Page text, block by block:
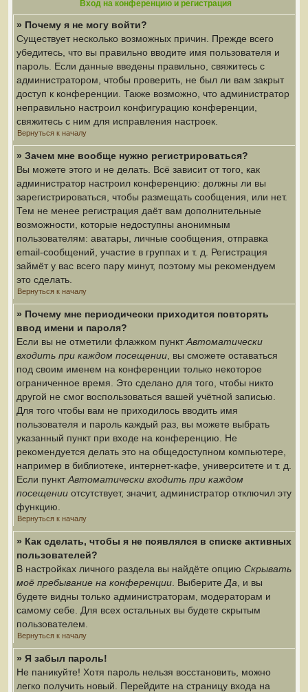
Вход на конференцию и регистрация
» Почему я не могу войти?
Существует несколько возможных причин. Прежде всего
убедитесь, что вы правильно вводите имя пользователя и
пароль. Если данные введены правильно, свяжитесь с
администратором, чтобы проверить, не был ли вам закрыт
доступ к конференции. Также возможно, что администратор
неправильно настроил конфигурацию конференции,
свяжитесь с ним для исправления настроек.
Вернуться к началу
» Зачем мне вообще нужно регистрироваться?
Вы можете этого и не делать. Всё зависит от того, как
администратор настроил конференцию: должны ли вы
зарегистрироваться, чтобы размещать сообщения, или нет.
Тем не менее регистрация даёт вам дополнительные
возможности, которые недоступны анонимным
пользователям: аватары, личные сообщения, отправка
email-сообщений, участие в группах и т. д. Регистрация
займёт у вас всего пару минут, поэтому мы рекомендуем
это сделать.
Вернуться к началу
» Почему мне периодически приходится повторять
ввод имени и пароля?
Если вы не отметили флажком пунктАвтоматически
входить при каждом посещении , вы сможете оставаться
под своим именем на конференции только некоторое
ограниченное время. Это сделано для того, чтобы никто
другой не смог воспользоваться вашей учётной записью.
Для того чтобы вам не приходилось вводить имя
пользователя и пароль каждый раз, вы можете выбрать
указанный пункт при входе на конференцию. Не
рекомендуется делать это на общедоступном компьютере,
например в библиотеке, интернет-кафе, университете и т. д.
Если пунктАвтоматически входить при каждом
посещении отсутствует, значит, администратор отключил эту
функцию.
Вернуться к началу
» Как сделать, чтобы я не появлялся в списке активных
пользователей?
В настройках личного раздела вы найдёте опцию Скрывать
моё пребывание на конференции . Выберите Да , и вы
будете видны только администраторам, модераторам и
самому себе. Для всех остальных вы будете скрытым
пользователем.
Вернуться к началу
» Я забыл пароль!
Не паникуйте! Хотя пароль нельзя восстановить, можно
легко получить новый. Перейдите на страницу входа на